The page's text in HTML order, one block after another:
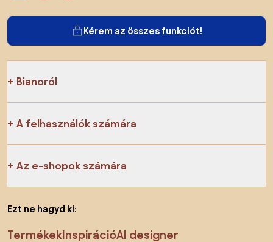
Kérem az összes funkciót!
Bianoról
A felhasználók számára
Az e-shopok számára
Ezt ne hagyd ki:
TermékekInspirációAI designer